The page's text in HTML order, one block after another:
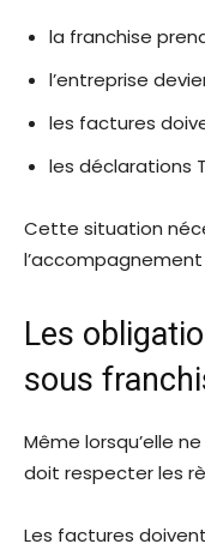
la franchise
l’entreprise
les factures
les déclarations
Cette situation
Les
sous
Même lorsqu’elle
doit respecter les
Les factures